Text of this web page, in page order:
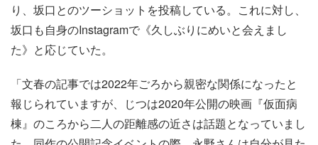
り、坂口とのツーショットを投稿している。これに対し、
坂口も自身のInstagramで《久しぶりにめいと会えまし
た》と応じていた。
「文春の記事では2022年ごろから親密な関係になったと
報じられていますが、じつは2020年公開の映画『仮面病
棟』のころから二人の距離感の近さは話題となっていまし